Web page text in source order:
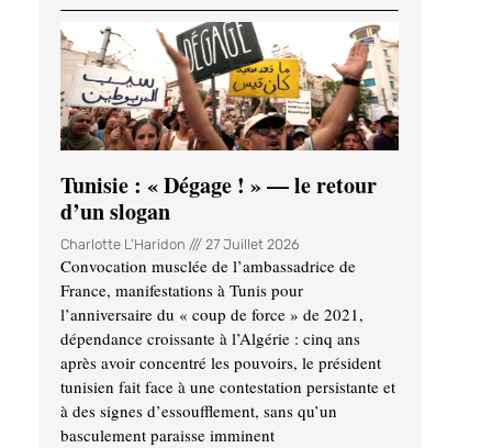
Tunisie : « Dégage ! » — le retour
d’un slogan
Charlotte L'Haridon 27 Juillet 2026
Convocation musclée de l’ambassadrice de
France, manifestations à Tunis pour
l’anniversaire du « coup de force » de 2021,
dépendance croissante à l’Algérie : cinq ans
après avoir concentré les pouvoirs, le président
tunisien fait face à une contestation persistante et
à des signes d’essoufflement, sans qu’un
basculement paraisse imminent